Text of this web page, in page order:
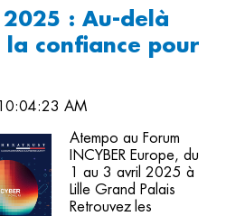
2025 : Au-delà
la confiance pour
AM
Atempo au Forum
INCYBER Europe, du
1 au 3 avril 2025 à
Lille Grand Palais
Retrouvez les